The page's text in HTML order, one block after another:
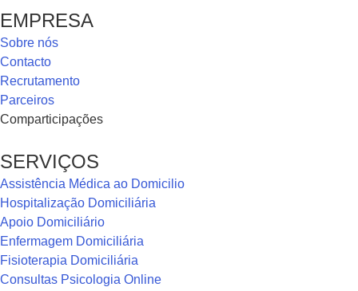
EMPRESA
Sobre nós
Contacto
Recrutamento
Parceiros
Comparticipações
SERVIÇOS
Assistência Médica ao Domicilio
Hospitalização Domiciliária
Apoio Domiciliário
Enfermagem Domiciliária
Fisioterapia Domiciliária
Consultas Psicologia Online